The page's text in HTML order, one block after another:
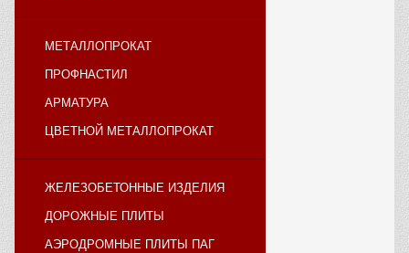
МЕТАЛЛОПРОКАТ
ПРОФНАСТИЛ
АРМАТУРА
ЦВЕТНОЙ МЕТАЛЛОПРОКАТ
ЖЕЛЕЗОБЕТОННЫЕ ИЗДЕЛИЯ
ДОРОЖНЫЕ ПЛИТЫ
АЭРОДРОМНЫЕ ПЛИТЫ ПАГ